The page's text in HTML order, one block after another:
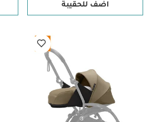
اضف للحقيبة